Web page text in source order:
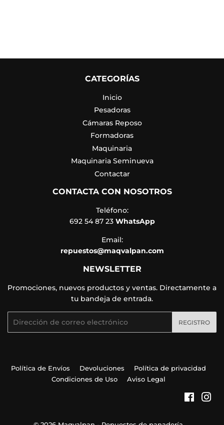
CATEGORÍAS
Inicio
Pesadoras
Cámaras Reposo
Formadoras
Maquinaria
Maquinaria Seminueva
Contactar
CONTACTA CON NOSOTROS
Teléfono:
692 54 87 23WhatsApp
Email:
repuestos@maqvalpan.com
NEWSLETTER
Promociones, nuevos productos y ventas. Directamente a
tu bandeja de entrada.
Correo
REGISTRO
Política de Envíos Devoluciones
Política de privacidad
Condiciones de Uso
Aviso Legal